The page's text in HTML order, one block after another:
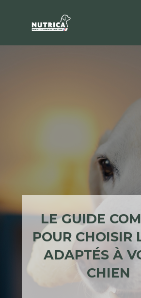
LE GUIDE
POUR CHOISIR
ADAPTÉS À
CHIEN